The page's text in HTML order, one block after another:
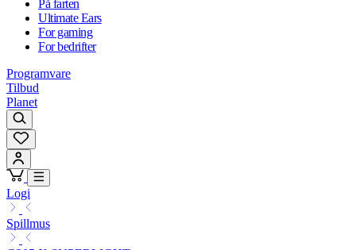
På farten
Ultimate Ears
For gaming
For bedrifter
Programvare
Tilbud
Planet
Logi
Spillmus